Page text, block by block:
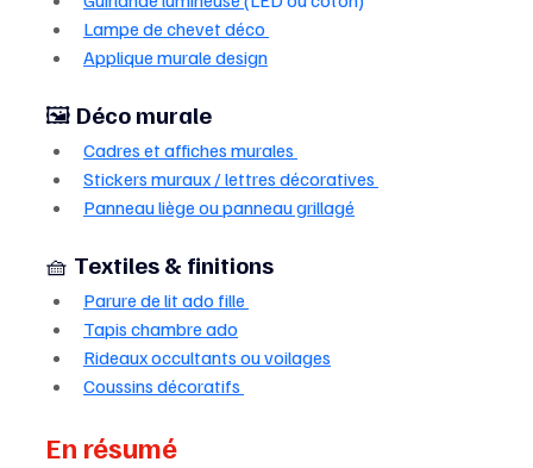
Lampe de chevet déco
Applique murale design
🖼️ Déco murale
Cadres et affiches murales
Stickers muraux / lettres décoratives
Panneau liège ou panneau grillagé
🧺 Textiles & finitions
Parure de lit ado fille
Tapis chambre ado
Rideaux occultants ou voilages
Coussins décoratifs
En résumé